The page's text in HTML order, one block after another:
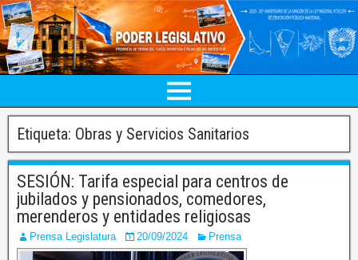
Etiqueta: Obras y Servicios Sanitarios
SESIÓN: Tarifa especial para centros de
jubilados y pensionados, comedores,
merenderos y entidades religiosas
Prensa Legislatura 20/09/2024 Prensa